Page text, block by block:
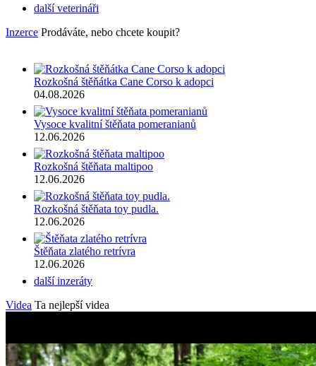
další veterináři
Inzerce Prodáváte, nebo chcete koupit?
Rozkošná štěňátka Cane Corso k adopci
04.08.2026
Vysoce kvalitní štěňata pomeranianů
12.06.2026
Rozkošná štěňata maltipoo
12.06.2026
Rozkošná štěňata toy pudla.
12.06.2026
Štěňata zlatého retrívra
12.06.2026
další inzeráty
Videa Ta nejlepší videa